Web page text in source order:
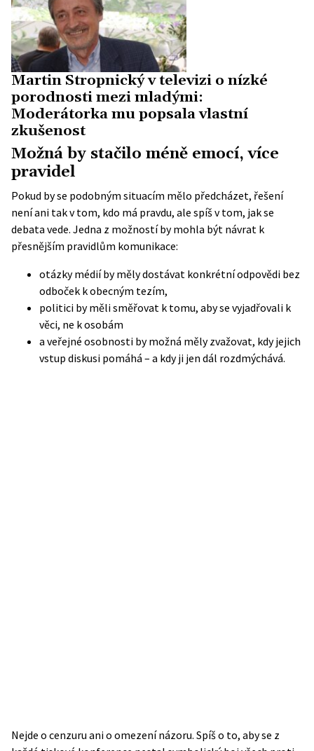
Martin Stropnický v televizi o nízké
porodnosti mezi mladými:
Moderátorka mu popsala vlastní
zkušenost
Možná by stačilo méně emocí, více
pravidel
Pokud by se podobným situacím mělo předcházet, řešení
není ani tak v tom, kdo má pravdu, ale spíš v tom, jak se
debata vede. Jedna z možností by mohla být návrat k
přesnějším pravidlům komunikace:
otázky médií by měly dostávat konkrétní odpovědi bez
odboček k obecným tezím,
politici by měli směřovat k tomu, aby se vyjadřovali k
věci, ne k osobám
a veřejné osobnosti by možná měly zvažovat, kdy jejich
vstup diskusi pomáhá – a kdy ji jen dál rozdmýchává.
Nejde o cenzuru ani o omezení názoru. Spíš o to, aby se z